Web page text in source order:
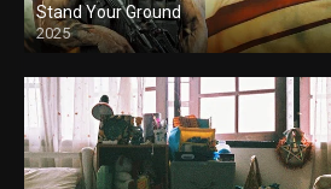
Stand Your Ground
2025